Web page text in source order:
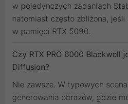
w pojedynczych zadaniach
natomiast często zbliżona,
w pamięci RTX 5090.
Czy RTX PRO 6000 Blackwell
Diffusion?
Nie zawsze. W typowych
generowania obrazów, gdzie